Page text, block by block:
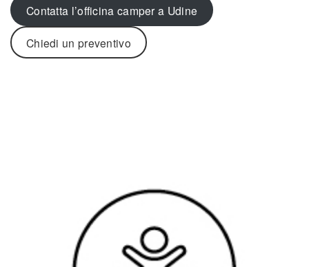
Contatta l’officina camper a Udine
Chiedi un preventivo